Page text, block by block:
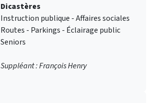
Dicastères
Instruction publique - Affaires sociales
Routes - Parkings - Éclairage public
Seniors
Suppléant : François Henry